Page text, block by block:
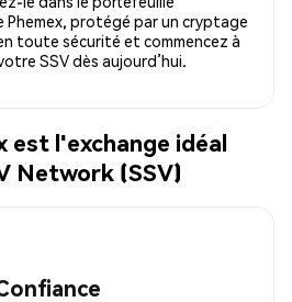
Phemex, protégé par un cryptage
toute sécurité et commencez à
SSV dès aujourd’hui.
est l'exchange idéal
Network (SSV)